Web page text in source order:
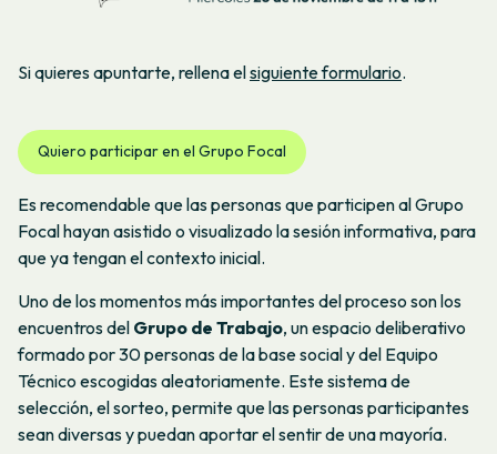
Si quieres apuntarte, rellena elsiguiente formulario.
Quiero participar en el Grupo Focal
Es recomendable que las personas que participen al Grupo
Focal hayan asistido o visualizado la sesión informativa, para
que ya tengan el contexto inicial.
Uno de los momentos más importantes del proceso son los
encuentros del Grupo de Trabajo, un espacio deliberativo
formado por 30 personas de la base social y del Equipo
Técnico escogidas aleatoriamente. Este sistema de
selección, el sorteo, permite que las personas participantes
sean diversas y puedan aportar el sentir de una mayoría.